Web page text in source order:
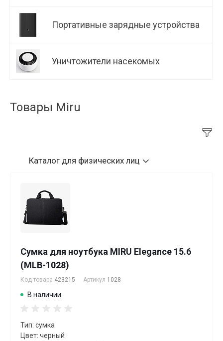
Портативные зарядные устройства
Уничтожители насекомых
Товары Miru
Каталог для физических лиц
Сумка для ноутбука MIRU Elegance 15.6
(MLB-1028)
Код товара 423215 Артикул 1028
В наличии
Тип: сумка
Цвет: черный